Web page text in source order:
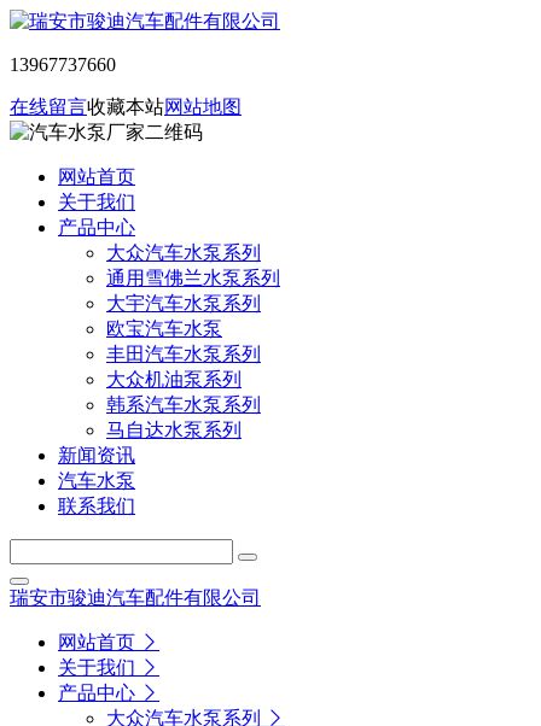
13967737660
在线留言收藏本站网站地图
网站首页
关于我们
产品中心
大众汽车水泵系列
通用雪佛兰水泵系列
大宇汽车水泵系列
欧宝汽车水泵
丰田汽车水泵系列
大众机油泵系列
韩系汽车水泵系列
马自达水泵系列
新闻资讯
汽车水泵
联系我们
瑞安市骏迪汽车配件有限公司
网站首页
关于我们
产品中心
大众汽车水泵系列